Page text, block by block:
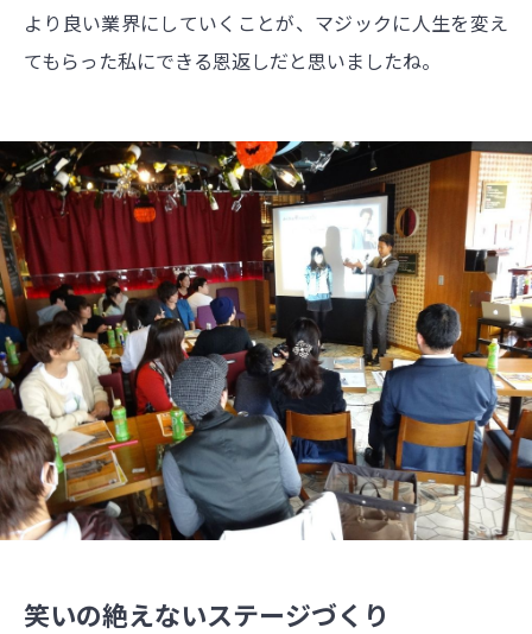
より良い業界にしていくことが、マジックに人生を変え
てもらった私にできる恩返しだと思いましたね。
笑いの絶えないステージづくり